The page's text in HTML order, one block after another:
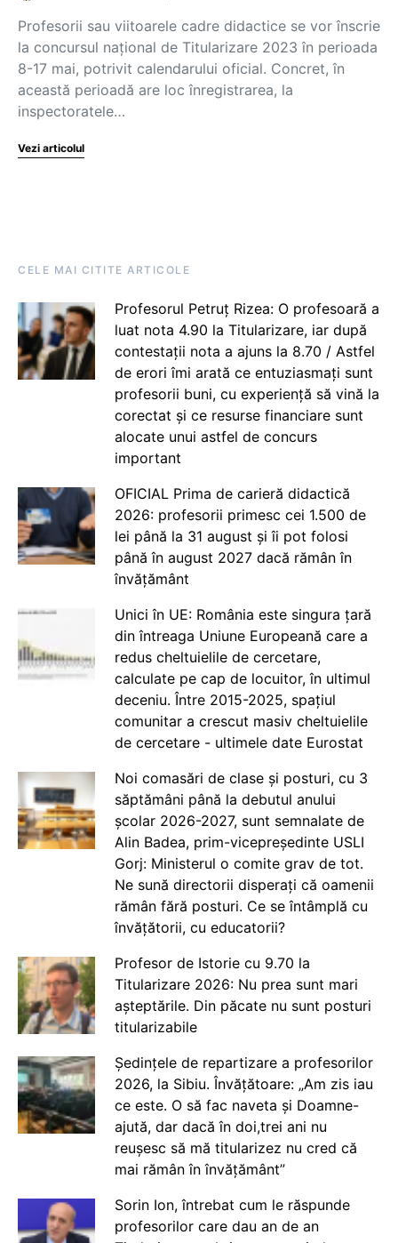
Profesorii sau viitoarele cadre didactice se vor înscrie
la concursul național de Titularizare 2023 în perioada
8-17 mai, potrivit calendarului oficial. Concret, în
această perioadă are loc înregistrarea, la
inspectoratele…
Vezi articolul
CELE MAI CITITE ARTICOLE
Profesorul Petruț Rizea: O profesoară a
luat nota 4.90 la Titularizare, iar după
contestații nota a ajuns la 8.70 / Astfel
de erori îmi arată ce entuziasmați sunt
profesorii buni, cu experiență să vină la
corectat și ce resurse financiare sunt
alocate unui astfel de concurs
important
OFICIAL Prima de carieră didactică
2026: profesorii primesc cei 1.500 de
lei până la 31 august și îi pot folosi
până în august 2027 dacă rămân în
învățământ
Unici în UE: România este singura țară
din întreaga Uniune Europeană care a
redus cheltuielile de cercetare,
calculate pe cap de locuitor, în ultimul
deceniu. Între 2015-2025, spațiul
comunitar a crescut masiv cheltuielile
de cercetare - ultimele date Eurostat
Noi comasări de clase și posturi, cu 3
săptămâni până la debutul anului
școlar 2026-2027, sunt semnalate de
Alin Badea, prim-vicepreședinte USLI
Gorj: Ministerul o comite grav de tot.
Ne sună directorii disperați că oamenii
rămân fără posturi. Ce se întâmplă cu
învățătorii, cu educatorii?
Profesor de Istorie cu 9.70 la
Titularizare 2026: Nu prea sunt mari
așteptările. Din păcate nu sunt posturi
titularizabile
Ședințele de repartizare a profesorilor
2026, la Sibiu. Învățătoare: „Am zis iau
ce este. O să fac naveta și Doamne-
ajută, dar dacă în doi,trei ani nu
reușesc să mă titularizez nu cred că
mai rămân în învățământ”
Sorin Ion, întrebat cum le răspunde
profesorilor care dau an de an